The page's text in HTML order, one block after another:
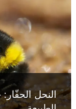
النحل